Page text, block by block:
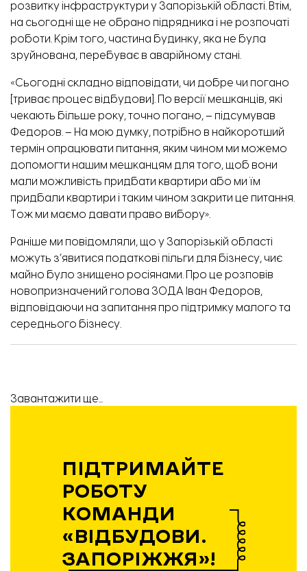
розвитку інфраструктури у Запорізькій області. Втім,
на сьогодні ще не обрано підрядника і не розпочаті
роботи. Крім того, частина будинку, яка не була
зруйнована, перебуває в аварійному стані.
«Сьогодні складно відповідати, чи добре чи погано
[триває процес відбудови]. По версії мешканців, які
чекають більше року, точно погано, – підсумував
Федоров. – На мою думку, потрібно в найкоротший
термін опрацювати питання, яким чином ми можемо
допомогти нашим мешканцям для того, щоб вони
мали можливість придбати квартири або ми їм
придбали квартири і таким чином закрити це питання.
Тож ми маємо давати право вибору».
Раніше ми повідомляли, що у Запорізькій області
можуть з’явитися податкові пільги для бізнесу, чиє
майно було знищено росіянами. Про це розповів
новопризначений голова ЗОДА Іван Федоров,
відповідаючи на запитання про підтримку малого та
середнього бізнесу.
Завантажити ще...
ПІДТРИМАЙТЕ
РОБОТУ
КОМАНДИ
«ВІДБУДОВИ.
ЗАПОРІЖЖЯ»!